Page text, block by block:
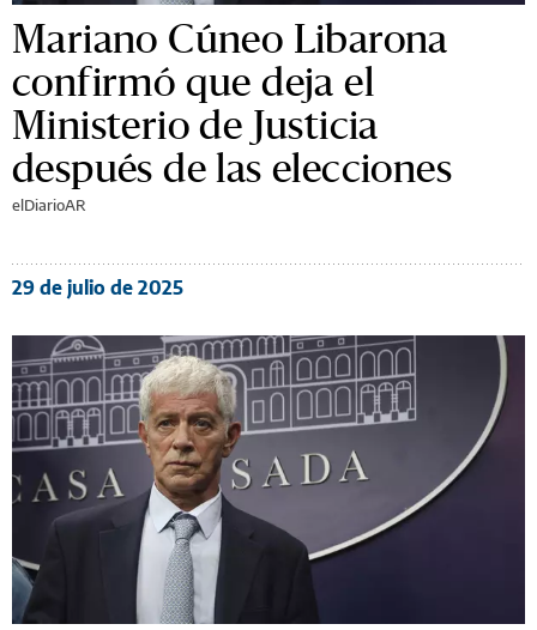
Mariano Cúneo Libarona
confirmó que deja el
Ministerio de Justicia
después de las elecciones
elDiarioAR
29 de julio de 2025